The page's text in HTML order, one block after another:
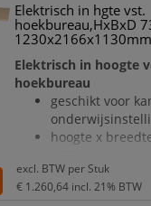
bladdikte 25
draagvermogen
geluidsniveau
T-voetonderstel
slag- en
in antraciet
elektromotoren
hefsne
Elektrisch in hgte vst.
hoekbureau,HxBxD
1230x2166x1130mm
Elektrisch in hoogte
hoekbureau
geschikt voor
hoogte x
blad van hout
excl. BTW per Stuk
€ 1.260,64 incl. 21% BTW